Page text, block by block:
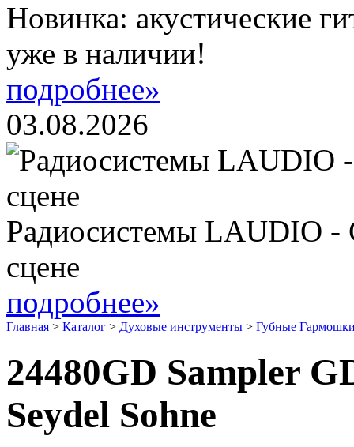
Новинка: акустические
уже в наличии!
подробнее»
03.08.2026
Радиосистемы LAUDIO -
сцене
подробнее»
Главная > Каталог > Духовые инструменты > Губные
24480GD Sampler
Seydel Sohne